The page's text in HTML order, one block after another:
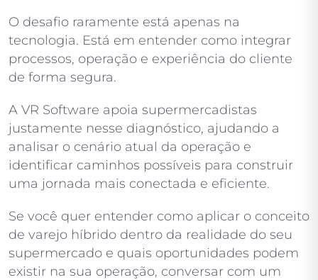
O desafio raramente está apenas na
tecnologia. Está em entender como integrar
processos, operação e experiência do cliente
de forma segura.
A VR Software apoia supermercadistas
justamente nesse diagnóstico, ajudando a
analisar o cenário atual da operação e
identificar caminhos possíveis para construir
uma jornada mais conectada e eficiente.
Se você quer entender como aplicar o conceito
de varejo híbrido dentro da realidade do seu
supermercado e quais oportunidades podem
existir na sua operação, conversar com um